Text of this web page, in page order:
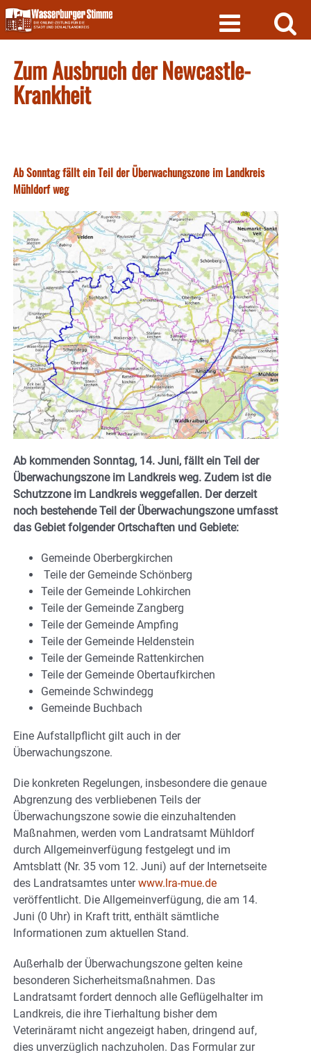
Skip
to
content
Zum Ausbruch der Newcastle-
Krankheit
Ab Sonntag fällt ein Teil der Überwachungszone im Landkreis
Mühldorf weg
Ab kommenden Sonntag, 14. Juni, fällt ein Teil der
Überwachungszone im Landkreis weg. Zudem ist die
Schutzzone im Landkreis weggefallen. Der derzeit
noch bestehende Teil der Überwachungszone umfasst
das Gebiet folgender Ortschaften und Gebiete:
Gemeinde Oberbergkirchen
Teile der Gemeinde Schönberg
Teile der Gemeinde Lohkirchen
Teile der Gemeinde Zangberg
Teile der Gemeinde Ampfing
Teile der Gemeinde Heldenstein
Teile der Gemeinde Rattenkirchen
Teile der Gemeinde Obertaufkirchen
Gemeinde Schwindegg
Gemeinde Buchbach
Eine Aufstallpflicht gilt auch in der
Überwachungszone.
Die konkreten Regelungen, insbesondere die genaue
Abgrenzung des verbliebenen Teils der
Überwachungszone sowie die einzuhaltenden
Maßnahmen, werden vom Landratsamt Mühldorf
durch Allgemeinverfügung festgelegt und im
Amtsblatt (Nr. 35 vom 12. Juni) auf der Internetseite
des Landratsamtes unterwww.lra-mue.de
veröffentlicht. Die Allgemeinverfügung, die am 14.
Juni (0 Uhr) in Kraft tritt, enthält sämtliche
Informationen zum aktuellen Stand.
Außerhalb der Überwachungszone gelten keine
besonderen Sicherheitsmaßnahmen. Das
Landratsamt fordert dennoch alle Geflügelhalter im
Landkreis, die ihre Tierhaltung bisher dem
Veterinäramt nicht angezeigt haben, dringend auf,
dies unverzüglich nachzuholen. Das Formular zur